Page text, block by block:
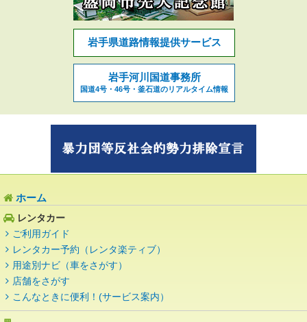
岩手県道路情報提供サービス
岩手河川国道事務所
国道4号・46号・釜石道のリアルタイム情報
ホーム
レンタカー
ご利用ガイド
レンタカー予約（レンタ楽ティブ）
用途別ナビ（車をさがす）
店舗をさがす
こんなときに便利！(サービス案内）